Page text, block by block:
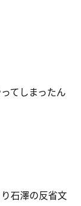
てしまったん
石澤の反省文